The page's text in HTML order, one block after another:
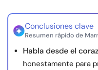
© Copyright 2026.
Conclusiones clave
Resumen rápido de
Habla desde el
honestamente para